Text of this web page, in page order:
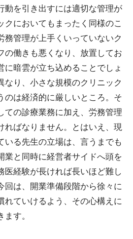
動を引き出すには適切な管理が
クにおいてもまったく同様のこ
務管理が上手くいっていないク
の働きも悪くなり、放置してお
に暗雲が立ち込めることでしょ
なり、小さな規模のクリニック
のは経済的に厳しいところ。そ
ての診療業務に加え、労務管理
ればなりません。とはいえ、現
いる先生の立場は、言うまでも
業と同時に経営者サイドへ頭を
医経験が長ければ長いほど難し
回は、開業準備段階から徐々に
れていけるよう、その心構えに
す。